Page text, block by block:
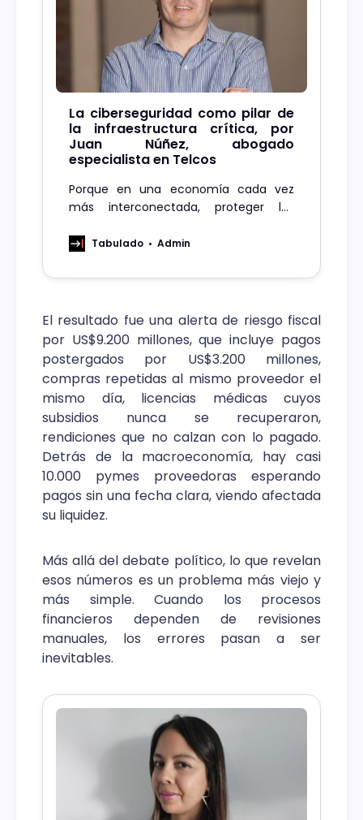
La ciberseguridad como pilar de
la infraestructura crítica, por
Juan Núñez, abogado
especialista en Telcos
Porque en una economía cada vez
más interconectada, proteger las
crítica es, también, proteger el
Tabulado Admin
El resultado fue una alerta de riesgo fiscal
por US$9.200 millones, que incluye pagos
postergados por US$3.200 millones,
compras repetidas al mismo proveedor el
mismo día, licencias médicas cuyos
subsidios nunca se recuperaron,
rendiciones que no calzan con lo pagado.
Detrás de la macroeconomía, hay casi
10.000 pymes proveedoras esperando
pagos sin una fecha clara, viendo afectada
su liquidez.
Más allá del debate político, lo que revelan
esos números es un problema más viejo y
más simple. Cuando los procesos
financieros dependen de revisiones
manuales, los errores pasan a ser
inevitables.